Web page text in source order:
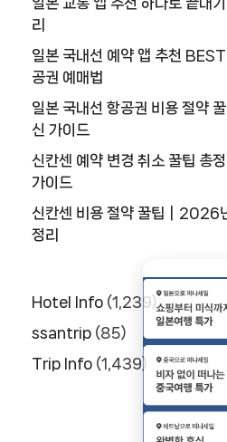
리
일본 국내선 예약 앱 추천
공권 예매법
일본 국내선 항공권 비용 절약
신 가이드
신칸센 예약 변경 취소 꿀팁 총
가이드
신칸센 비용 절약 꿀팁｜2026
정리
Hotel Info (1,239)
ssantrip (85)
Trip Info (1,439)